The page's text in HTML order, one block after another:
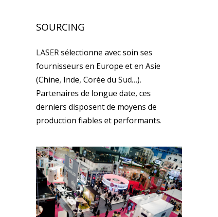
SOURCING
LASER sélectionne avec soin ses
fournisseurs en Europe et en Asie
(Chine, Inde, Corée du Sud…).
Partenaires de longue date, ces
derniers disposent de moyens de
production fiables et performants.